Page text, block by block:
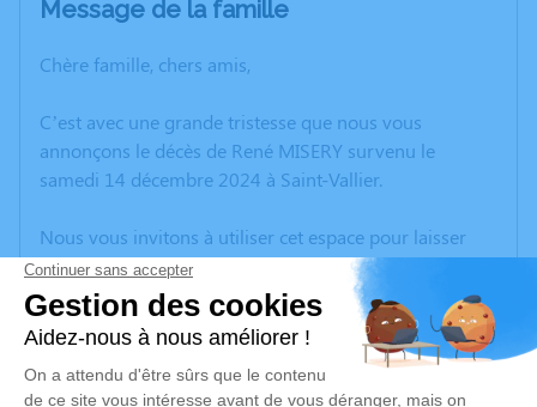
Message de la famille
Chère famille, chers amis,
C’est avec une grande tristesse que nous vous
annonçons le décès de René MISERY survenu le
samedi 14 décembre 2024 à Saint-Vallier.
Nous vous invitons à utiliser cet espace pour laisser
vos condoléances, partager des photos souvenirs, une
anecdote ou exprimer vos pensées à travers des
poèmes ou des textes. Cet endroit est un lieu
d'expression dédié à honorer la mémoire de René
MISERY.